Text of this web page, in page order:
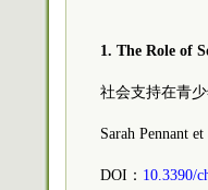
1. The Role of
社会支持在青
Sarah Pennant et
DOI： 10.3390/